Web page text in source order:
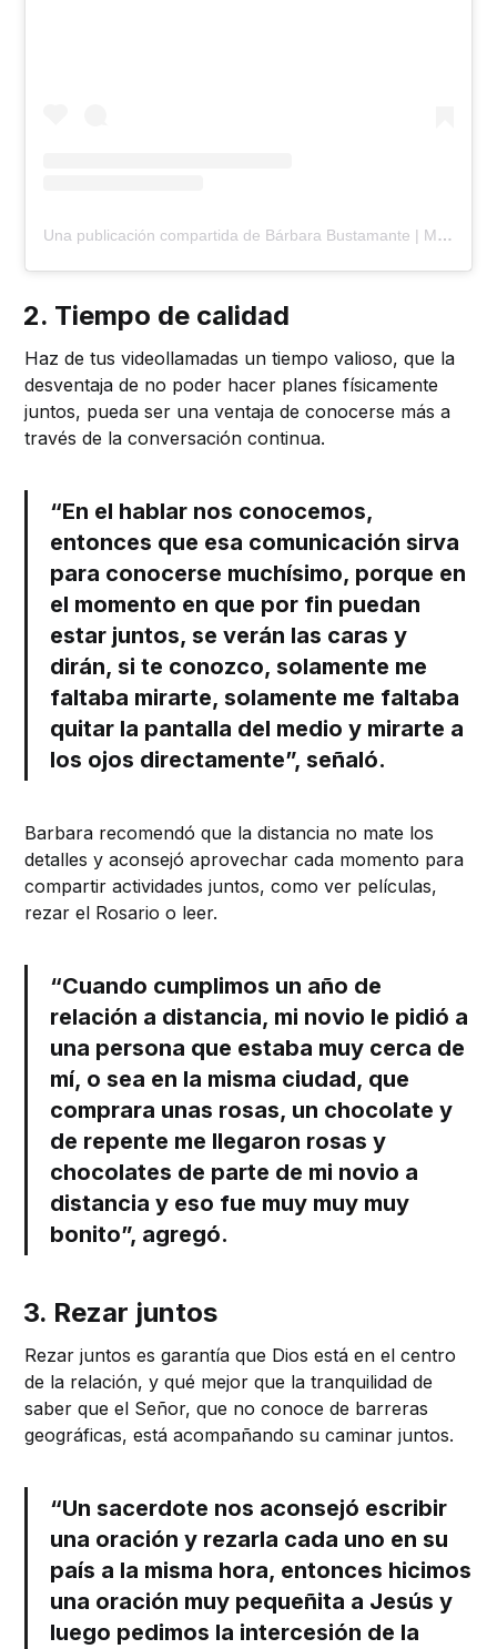
Una publicación compartida de Bárbara Bustamante | Mantita y Fe (@mantitayfepodcast)
2. Tiempo de calidad
Haz de tus videollamadas un tiempo valioso, que la
desventaja de no poder hacer planes físicamente
juntos, pueda ser una ventaja de conocerse más a
través de la conversación continua.
“En el hablar nos conocemos,
entonces que esa comunicación sirva
para conocerse muchísimo, porque en
el momento en que por fin puedan
estar juntos, se verán las caras y
dirán, si te conozco, solamente me
faltaba mirarte, solamente me faltaba
quitar la pantalla del medio y mirarte a
los ojos directamente”, señaló.
Barbara recomendó que la distancia no mate los
detalles y aconsejó aprovechar cada momento para
compartir actividades juntos, como ver películas,
rezar el Rosario o leer.
“Cuando cumplimos un año de
relación a distancia, mi novio le pidió a
una persona que estaba muy cerca de
mí, o sea en la misma ciudad, que
comprara unas rosas, un chocolate y
de repente me llegaron rosas y
chocolates de parte de mi novio a
distancia y eso fue muy muy muy
bonito”, agregó.
3. Rezar juntos
Rezar juntos es garantía que Dios está en el centro
de la relación, y qué mejor que la tranquilidad de
saber que el Señor, que no conoce de barreras
geográficas, está acompañando su caminar juntos.
“Un sacerdote nos aconsejó escribir
una oración y rezarla cada uno en su
país a la misma hora, entonces hicimos
una oración muy pequeñita a Jesús y
luego pedimos la intercesión de la